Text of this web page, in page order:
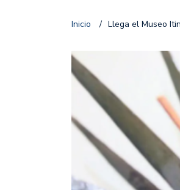
Inicio / Llega el Museo